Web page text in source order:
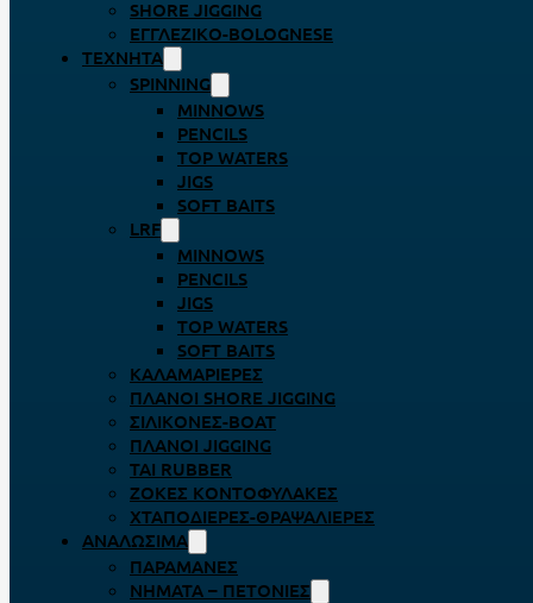
SHORE JIGGING
ΕΓΓΛΈΖΙΚΟ-BOLOGNESE
ΤΕΧΝΗΤΆ
SPINNING
MINNOWS
PENCILS
TOP WATERS
JIGS
SOFT BAITS
LRF
MINNOWS
PENCILS
JIGS
TOP WATERS
SOFT BAITS
ΚΑΛΑΜΑΡΙΈΡΕΣ
ΠΛΆΝΟΙ SHORE JIGGING
ΣΙΛΙΚΌΝΕΣ-BOAT
ΠΛΆΝΟΙ JIGGING
TAI RUBBER
ΖΌΚΕΣ ΚΟΝΤΟΦΎΛΑΚΕΣ
ΧΤΑΠΟΔΙΈΡΕΣ-ΘΡΑΨΑΛΙΈΡΕΣ
ΑΝΑΛΏΣΙΜΑ
ΠΑΡΑΜΆΝΕΣ
ΝΉΜΑΤΑ – ΠΕΤΟΝΙΈΣ